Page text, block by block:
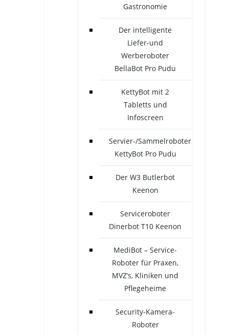
Gastronomie
Der intelligente
Liefer-und
Werberoboter
BellaBot Pro Pudu
KettyBot mit 2
Tabletts und
Infoscreen
Servier-/Sammelroboter
KettyBot Pro Pudu
Der W3 Butlerbot
Keenon
Serviceroboter
Dinerbot T10 Keenon
MediBot – Service-
Roboter für Praxen,
MVZ’s, Kliniken und
Pflegeheime
Security-Kamera-
Roboter